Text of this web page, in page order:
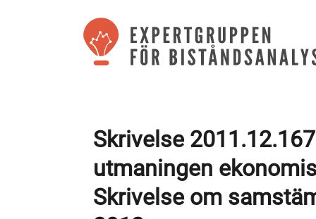
Skrivelse
utmaningen
Skrivelse om